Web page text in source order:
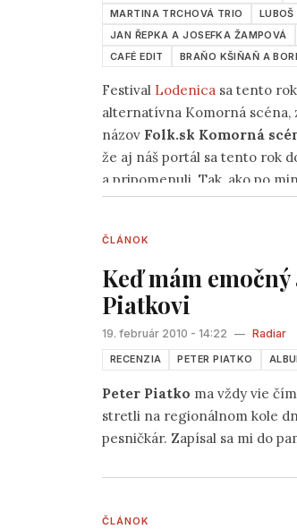
MARTINA TRCHOVÁ TRIO
LUBOŠ
JAN ŘEPKA A JOSEFKA ŽAMPOVÁ
CAFÉ EDIT
BRAŇO KŠIŇAŇ A
Festival Lodenica sa tento
alternatívna Komorná scéna,
názov Folk.sk Komorná
že aj náš portál sa tento rok
a pripomenuli. Tak, ako po
pesničkárskej tvorby z
osvedčení moderátori a
štvrtok a v piatok a
Petiar ,
ČLÁNOK
Keď mám
Piatkovi
19. február 2010 - 14:22 — Radiar
RECENZIA PETER PIATKO
Peter Piatko ma vždy vie
stretli na regionálnom kole
pesničkár. Zapísal sa mi do
ČLÁNOK